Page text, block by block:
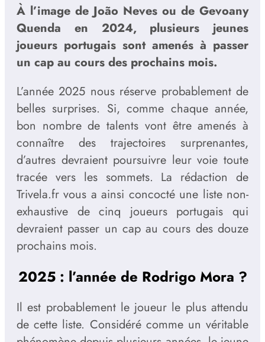
À l’image de João Neves ou de Gevoany
Quenda en 2024, plusieurs jeunes
joueurs portugais sont amenés à passer
un cap au cours des prochains mois.
L’année 2025 nous réserve probablement de
belles surprises. Si, comme chaque année,
bon nombre de talents vont être amenés à
connaître des trajectoires surprenantes,
d’autres devraient poursuivre leur voie toute
tracée vers les sommets. La rédaction de
Trivela.fr vous a ainsi concocté une liste non-
exhaustive de cinq joueurs portugais qui
devraient passer un cap au cours des douze
prochains mois.
2025 : l’année de Rodrigo Mora ?
Il est probablement le joueur le plus attendu
de cette liste. Considéré comme un véritable